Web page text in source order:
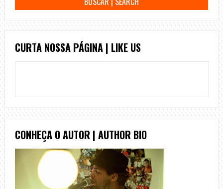
CURTA NOSSA PÁGINA | LIKE US
CONHEÇA O AUTOR | AUTHOR BIO